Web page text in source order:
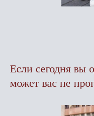
Если сегодня вы
может вас не